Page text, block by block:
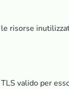
risorse
valido per